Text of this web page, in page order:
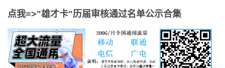
雄安新闻
点我=>"雄才卡"历届审核通过名单公示合集